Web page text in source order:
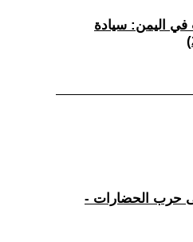
في اليمن: سيادة
حرب الحضارات -